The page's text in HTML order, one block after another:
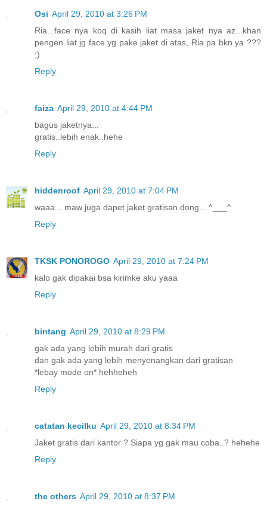
Osi April 29, 2010 at 3:26 PM
Ria...face nya koq di kasih liat masa jaket nya az...khan
pengen liat jg face yg pake jaket di atas, Ria pa bkn ya ???
;)
Reply
faiza April 29, 2010 at 4:44 PM
bagus jaketnya...
gratis..lebih enak..hehe
Reply
hiddenroof April 29, 2010 at 7:04 PM
waaa... maw juga dapet jaket gratisan dong... ^___^
Reply
TKSK PONOROGO April 29, 2010 at 7:24 PM
kalo gak dipakai bsa kirimke aku yaaa
Reply
bintang April 29, 2010 at 8:29 PM
gak ada yang lebih murah dari gratis
dan gak ada yang lebih menyenangkan dari gratisan
*lebay mode on* hehheheh
Reply
catatan kecilku April 29, 2010 at 8:34 PM
Jaket gratis dari kantor ? Siapa yg gak mau coba..? hehehe
Reply
the others April 29, 2010 at 8:37 PM